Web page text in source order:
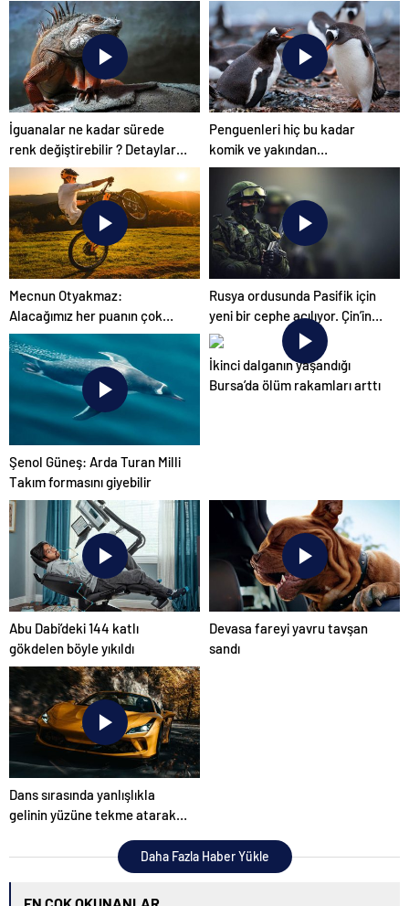
Bahçe Mobilyaları
İguanalar ne kadar sürede
renk değiştirebilir ? Detaylar
burada…
Penguenleri hiç bu kadar
komik ve yakından
görmemiştiniz
Mecnun Otyakmaz:
Alacağımız her puanın çok
önemi var
Rusya ordusunda Pasifik için
yeni bir cephe açılıyor. Çin’in
ilk tepkisi!
Şenol Güneş: Arda Turan Milli
Takım formasını giyebilir
İkinci dalganın yaşandığı
Bursa’da ölüm rakamları arttı
Abu Dabi’deki 144 katlı
gökdelen böyle yıkıldı
Devasa fareyi yavru tavşan
sandı
Dans sırasında yanlışlıkla
gelinin yüzüne tekme atarak
Daha Fazla Haber Yükle